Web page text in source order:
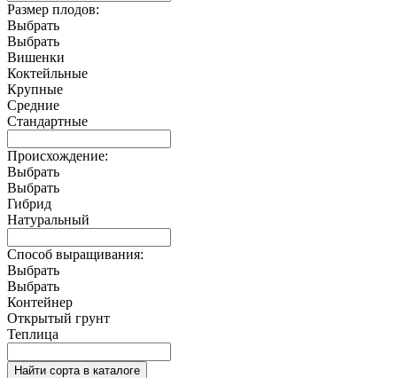
Размер плодов:
Выбрать
Выбрать
Вишенки
Коктейльные
Крупные
Средние
Стандартные
Происхождение:
Выбрать
Выбрать
Гибрид
Натуральный
Способ выращивания:
Выбрать
Выбрать
Контейнер
Открытый грунт
Теплица
Найти сорта в каталоге